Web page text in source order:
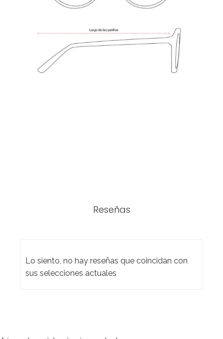
Reseñas
Lo siento, no hay reseñas que coincidan con
sus selecciones actuales